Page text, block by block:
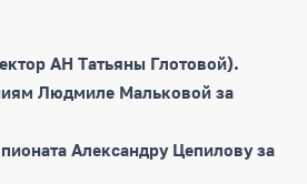
АН Татьяны Глотовой).
Людмиле Мальковой за
Александру Цепилову за